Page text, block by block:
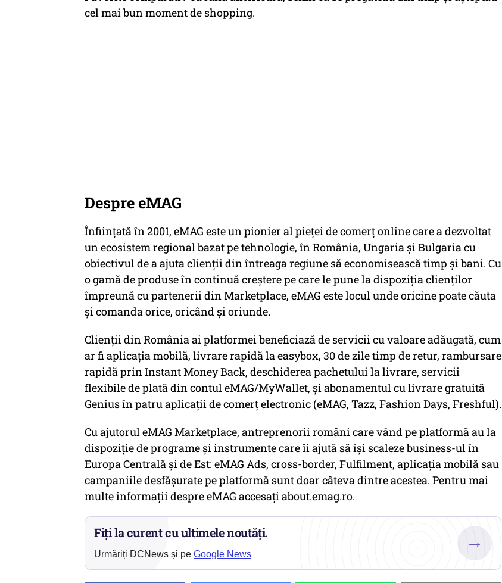
cel mai bun moment de shopping.
Despre eMAG
Înființată în 2001, eMAG este un pionier al pieţei de comerţ online care a dezvoltat
un ecosistem regional bazat pe tehnologie, în România, Ungaria și Bulgaria cu
obiectivul de a ajuta clienții din întreaga regiune să economisească timp și bani. Cu
o gamă de produse în continuă creștere pe care le pune la dispoziția clienților
împreună cu partenerii din Marketplace, eMAG este locul unde oricine poate căuta
și comanda orice, oricând și oriunde.
Clienții din România ai platformei beneficiază de servicii cu valoare adăugată, cum
ar fi aplicația mobilă, livrare rapidă la easybox, 30 de zile timp de retur, rambursare
rapidă prin Instant Money Back, deschiderea pachetului la livrare, servicii
flexibile de plată din contul eMAG/MyWallet, și abonamentul cu livrare gratuită
Genius în patru aplicații de comerț electronic (eMAG, Tazz, Fashion Days, Freshful).
Cu ajutorul eMAG Marketplace, antreprenorii români care vând pe platformă au la
dispoziție de programe și instrumente care îi ajută să își scaleze business-ul în
Europa Centrală și de Est: eMAG Ads, cross-border, Fulfilment, aplicația mobilă sau
campaniile desfășurate pe platformă sunt doar câteva dintre acestea. Pentru mai
multe informații despre eMAG accesați about.emag.ro.
Fiți la curent cu ultimele noutăți.
Urmăriți DCNews și pe Google News
→